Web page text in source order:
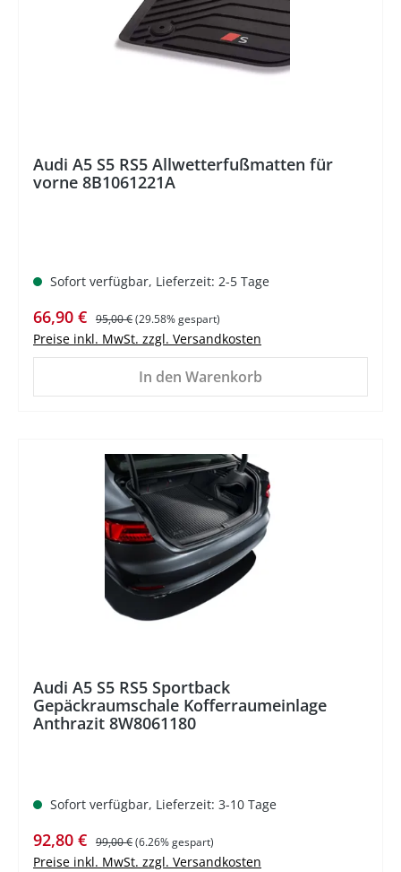
Audi A5 S5 RS5 Allwetterfußmatten für
vorne 8B1061221A
Sofort verfügbar, Lieferzeit: 2-5 Tage
Verkaufspreis:
66,90 € Regulärer Preis:
95,00 €(29.58% gespart)
Preise inkl. MwSt. zzgl. Versandkosten
In den Warenkorb
Audi A5 S5 RS5 Sportback
Gepäckraumschale Kofferraumeinlage
Anthrazit 8W8061180
Sofort verfügbar, Lieferzeit: 3-10 Tage
Verkaufspreis:
92,80 € Regulärer Preis:
99,00 €(6.26% gespart)
Preise inkl. MwSt. zzgl. Versandkosten